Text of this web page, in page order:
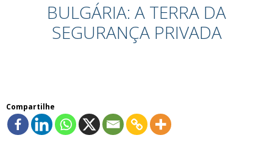
BULGÁRIA: A TERRA DA
SEGURANÇA PRIVADA
Compartilhe